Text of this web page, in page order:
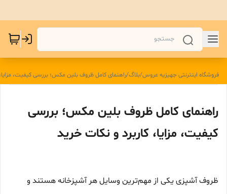
فروشگاه اینترنتی جهیزیه عروس/بلاگ/راهنمای کامل ظروف بلین مکس؛ بررسی کیفیت،
راهنمای کامل ظروف بلین مکس؛ بررسی
کیفیت، مزایا، کاربرد و نکات خرید
ظروف آشپزی یکی از مهم‌ترین وسایل هر آشپزخانه هستند و